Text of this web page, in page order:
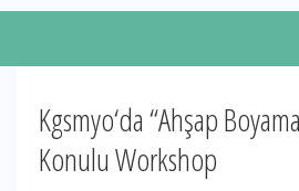
Kgsmyo‘da “Ahşap
Konulu Workshop